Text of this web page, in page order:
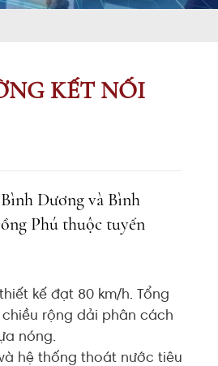
KẾT NỐI
Dương và Bình
Phú thuộc tuyến
kế đạt 80 km/h. Tổng
rộng dải phân cách
nóng.
hệ thống thoát nước tiêu